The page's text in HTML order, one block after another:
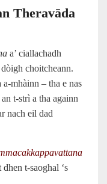
Theravāda
a’ ciallachadh
choitcheann.
mhàinn – tha e nas
t-strì a tha againn
nach eil dad
dhen t-saoghal ‘s